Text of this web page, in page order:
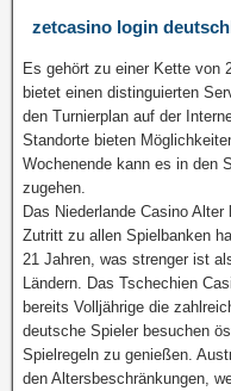
zetcasino login
Es gehört zu einer Kette von
bietet einen distinguierten
den Turnierplan auf der
Standorte bieten
Wochenende kann es in den
zugehen.
Das Niederlande Casino
Zutritt zu allen Spielbanken
21 Jahren, was strenger ist
Ländern. Das Tschechien
bereits Volljährige die
deutsche Spieler besuchen
Spielregeln zu genießen.
den Altersbeschränkungen,